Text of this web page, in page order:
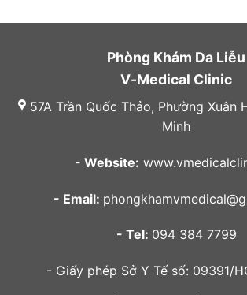
Phòng Khám Da Liễu
V-Medical Clinic
57A Trần Quốc Thảo, Phường Xuân
Minh
- Website:
- Email:
- Tel: 094 384 7799
- Giấy phép Sở Y Tế số: 09391/